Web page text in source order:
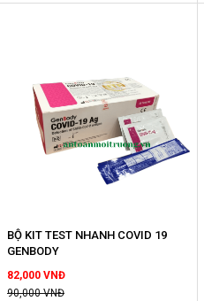
BỘ KIT TEST NHANH COVID 19
GENBODY
82,000 VNĐ
90,000 VNĐ